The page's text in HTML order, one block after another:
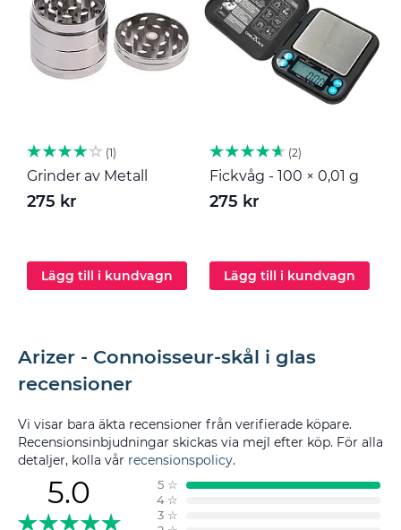
1
Grinder av Metall
275 kr
Lägg till i kundvagn
2
Fickvåg - 100 × 0,01 g
275 kr
Lägg till i kundvagn
Arizer - Connoisseur-skål i glas
recensioner
Vi visar bara äkta recensioner från verifierade köpare.
Recensionsinbjudningar skickas via mejl efter köp. För alla
detaljer, kolla vår recensionspolicy.
5.0 5 ☆
4 ☆
3 ☆